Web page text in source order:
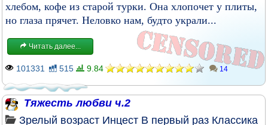
хлебом, кофе из старой турки. Она хлопочет у плиты,
но глаза прячет. Неловко нам, будто украли...
Читать далее...
101331 515 9.84 14
Тяжесть любви ч.2
Зрелый возраст Инцест В первый раз Классика